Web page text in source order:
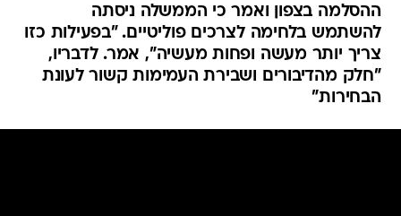
ההסלמה בצפון ואמר כי הממשלה ניסתה
להשתמש בלחימה לצרכים פוליטיים. "בפעילות כזו
צריך יותר מעשה ופחות מעשיה", אמר. לדבריו,
"חלק מהדיבורים ושבירת העמימות קשור לעונת
הבחירות"